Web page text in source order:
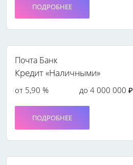
ПОДРОБНЕЕ
Почта Банк
Кредит «Наличными»
от 5,90 % до 4 000 000 ₽
ПОДРОБНЕЕ